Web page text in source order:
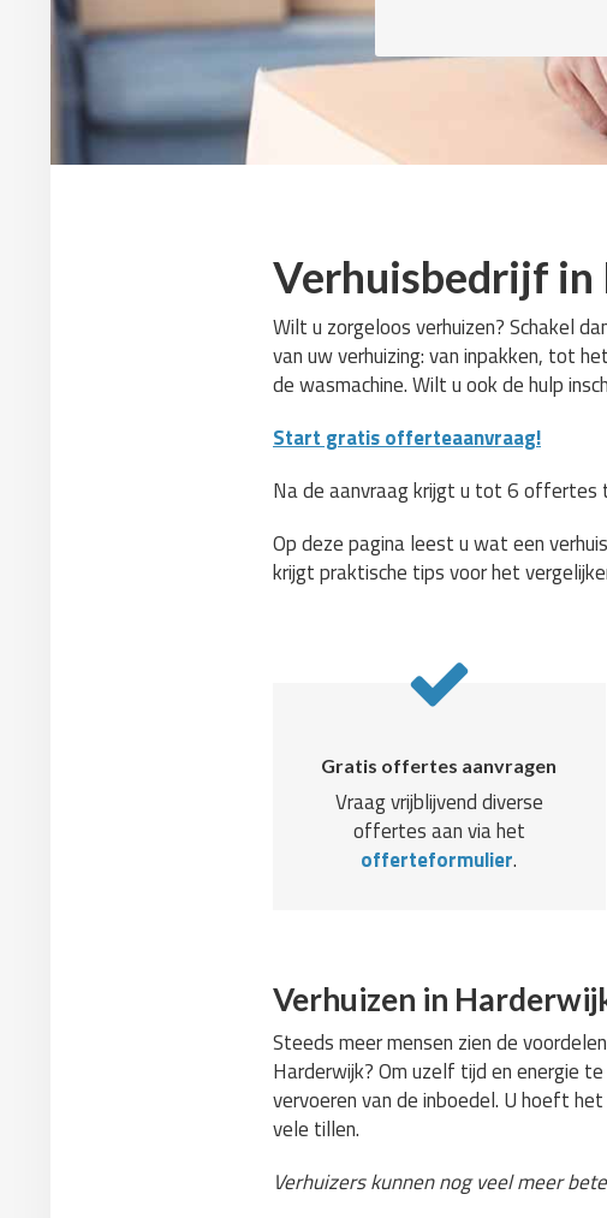
Verhuisbedrijf in
Wilt u zorgeloos verhuizen? Schakel
van uw verhuizing: van inpakken, tot
de wasmachine. Wilt u ook de hulp
Start gratis offerteaanvraag!
Na de aanvraag krijgt u tot 6 offertes
Op deze pagina leest u wat een
krijgt praktische tips voor het
Gratis offertes aanvragen
Vraag vrijblijvend diverse
offertes aan via het
offerteformulier.
Verhuizen in
Steeds meer mensen zien de
Harderwijk? Om uzelf tijd en energie
vervoeren van de inboedel. U hoeft
vele tillen.
Verhuizers kunnen nog veel meer